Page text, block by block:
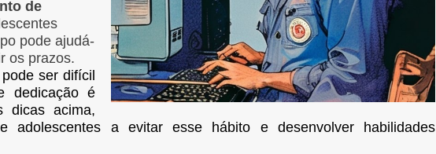
de
pode ajudá-
os prazos.
ser difícil
dedicação é
dicas acima,
adolescentes a evitar esse hábito e desenvolver habilidades